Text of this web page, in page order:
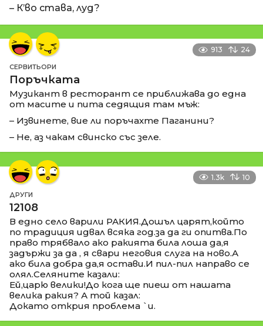
– К’во става, луд?
913 24
СЕРВИТЬОРИ
Поръчката
Музикант в ресторант се приближава до една
от масите и пита седящия там мъж:
– Извинете, вие ли поръчахте Паганини?
– Не, аз чакам свинско със зеле.
1.3k 10
ДРУГИ
12108
В едно село варили РАКИЯ.Дошъл царят,който
по традиция идвал всяка год.за да ги опитва.По
право трябвало ако ракията била лоша да,я
задържи за да , я свари неговия слуга на ново.А
ако била добра да,я остави.И пил-пил направо се
олял.Селяните казали:
Ей,царю велики!До кога ще пиеш от нашата
велика ракия? А той казал:
Докато открия проблема `и.